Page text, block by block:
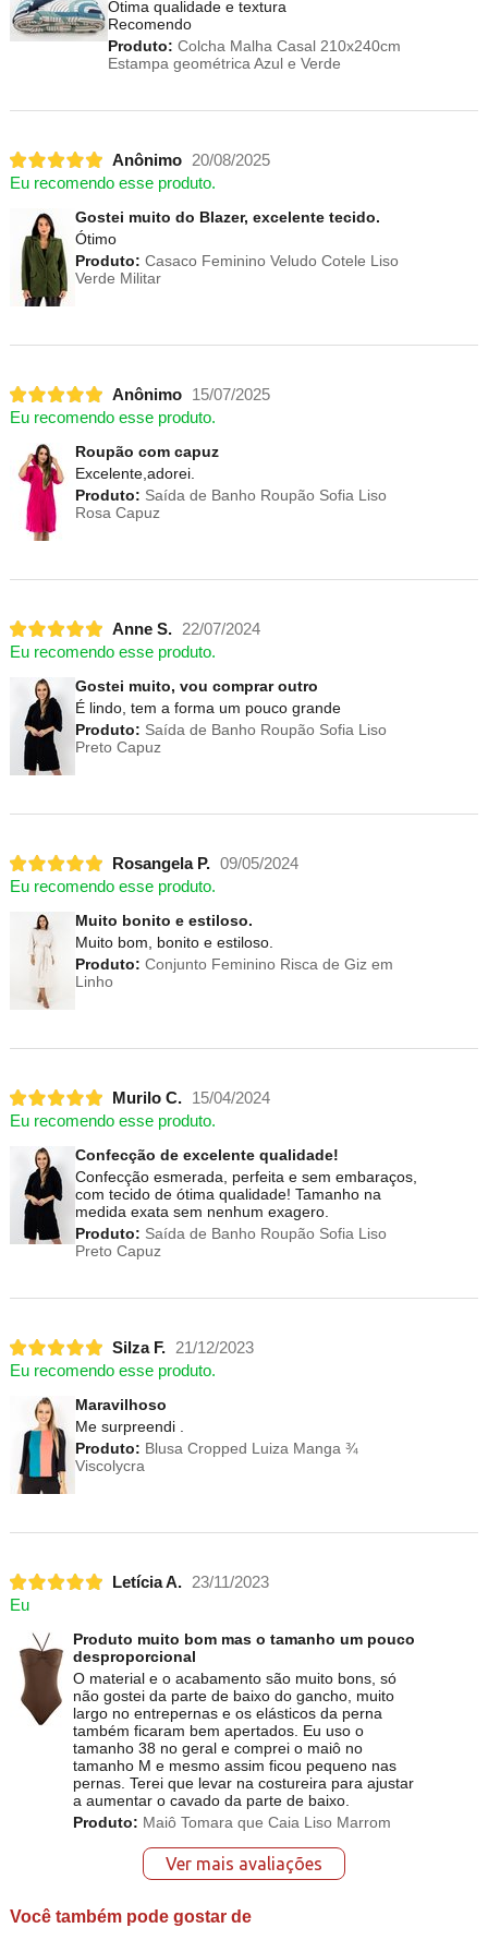
Otima qualidade e textura
Recomendo
Produto: Colcha Malha Casal 210x240cm
Estampa geométrica Azul e Verde
Anônimo
20/08/2025
Eu recomendo esse produto.
Gostei muito do Blazer, excelente tecido.
Ótimo
Produto: Casaco Feminino Veludo Cotele Liso
Verde Militar
Anônimo
15/07/2025
Eu recomendo esse produto.
Roupão com capuz
Excelente,adorei.
Produto: Saída de Banho Roupão Sofia Liso
Rosa Capuz
Anne S.
22/07/2024
Eu recomendo esse produto.
Gostei muito, vou comprar outro
É lindo, tem a forma um pouco grande
Produto: Saída de Banho Roupão Sofia Liso
Preto Capuz
Rosangela P. 09/05/2024
Eu recomendo esse produto.
Muito bonito e estiloso.
Muito bom, bonito e estiloso.
Produto: Conjunto Feminino Risca de Giz em
Linho
Murilo C.
15/04/2024
Eu recomendo esse produto.
Confecção de excelente qualidade!
Confecção esmerada, perfeita e sem embaraços,
com tecido de ótima qualidade! Tamanho na
medida exata sem nenhum exagero.
Produto: Saída de Banho Roupão Sofia Liso
Preto Capuz
Silza F.
21/12/2023
Eu recomendo esse produto.
Maravilhoso
Me surpreendi .
Produto: Blusa Cropped Luiza Manga ¾
Viscolycra
Letícia A.
23/11/2023
Eu
Produto muito bom mas o tamanho um pouco
desproporcional
O material e o acabamento são muito bons, só
não gostei da parte de baixo do gancho, muito
largo no entrepernas e os elásticos da perna
também ficaram bem apertados. Eu uso o
tamanho 38 no geral e comprei o maiô no
tamanho M e mesmo assim ficou pequeno nas
pernas. Terei que levar na costureira para ajustar
a aumentar o cavado da parte de baixo.
Produto: Maiô Tomara que Caia Liso Marrom
Ver mais avaliações
Você também pode gostar de